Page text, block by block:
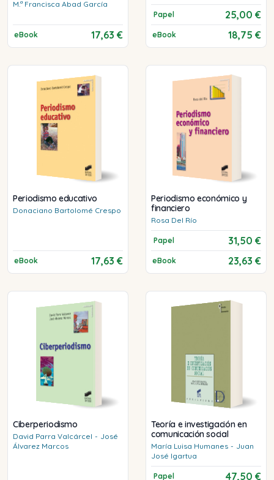
M.ª Francisca Abad García
eBook 17,63 €
Papel 25,00 €
eBook 18,75 €
Periodismo educativo
Donaciano Bartolomé Crespo
eBook 17,63 €
Periodismo económico y
financiero
Rosa Del Río
Papel 31,50 €
eBook 23,63 €
Ciberperiodismo
David Parra Valcárcel - José
Álvarez Marcos
Teoría e investigación en
comunicación social
María Luisa Humanes - Juan
José Igartua
Papel 47,50 €